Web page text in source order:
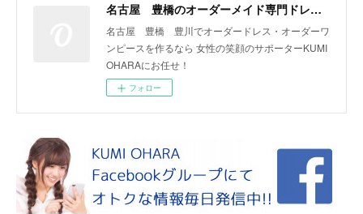
名古屋 豊橋のオーダーメイド専門ドレスデザイナー KUMI OHARA
名古屋 豊橋 豊川でオーダードレス・オーダーワ
ンピースを作るなら 女性の笑顔のサポーターKUMI
OHARAにお任せ！
フォロー